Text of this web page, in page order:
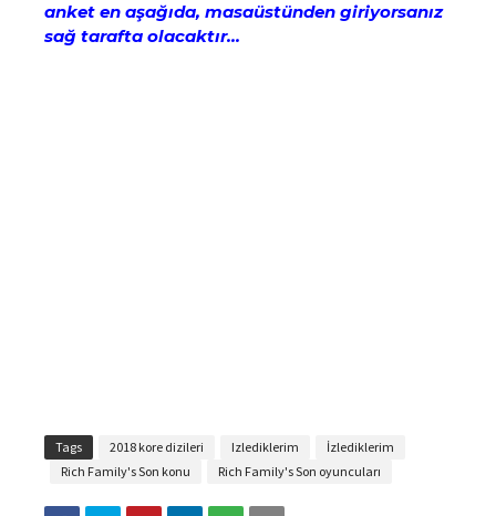
anket en aşağıda, masaüstünden giriyorsanız
sağ tarafta olacaktır...
Tags 2018 kore dizileri Izlediklerim
İzlediklerim
Rich Family's Son konu
Rich Family's Son oyuncuları